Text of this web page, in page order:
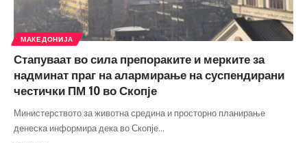
МАКЕДОНИЈА
Стапуваат во сила препораките и мерките за
надминат праг на алармирање на суспендирани
честички ПМ 10 во Скопје
Министерството за животна средина и просторно планирање
денеска информира дека во Скопје…